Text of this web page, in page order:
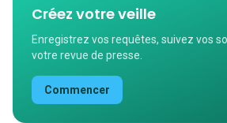
Créez votre veille
Enregistrez vos requêtes, suivez vos
votre revue de presse.
Commencer